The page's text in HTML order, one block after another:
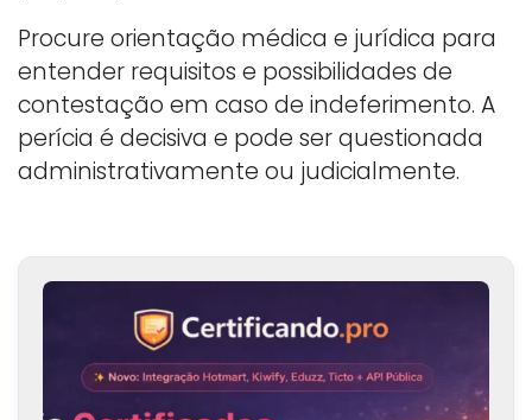
Procure orientação médica e jurídica para
entender requisitos e possibilidades de
contestação em caso de indeferimento. A
perícia é decisiva e pode ser questionada
administrativamente ou judicialmente.